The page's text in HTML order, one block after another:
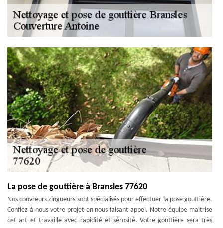
La pose de gouttière à Bransles 77620
Nos couvreurs zingueurs sont spécialisés pour effectuer la pose gouttière.
Confiez à nous votre projet en nous faisant appel. Notre équipe maitrise
cet art et travaille avec rapidité et sérosité. Votre gouttière sera très